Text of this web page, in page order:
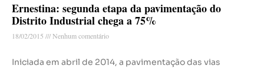
Ernestina: segunda etapa da pavimentação do
Distrito Industrial chega a 75%
18/02/2015 Nenhum comentário
Iniciada em abril de 2014, a pavimentação das vias